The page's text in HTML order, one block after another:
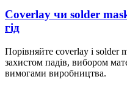
Coverlay чи solder
гід
Порівняйте coverlay і solder
захистом падів, вибором
вимогами виробництва.